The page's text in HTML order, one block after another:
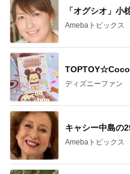
「オグシオ」小
Amebaトピックス
ディズニーファン
キャシー中島の
Amebaトピックス